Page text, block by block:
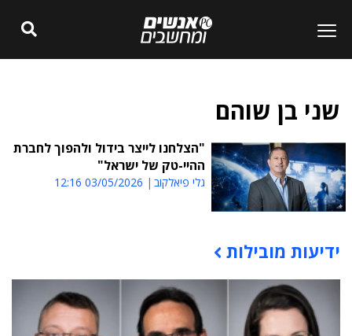
שני בן שוהם
"הצלחנו לייצר בידול ולהפוך לחברת
ההיי-טק של ישראל"
גלי פיאלקוב 03/05/2026 12:16
תוכן פרסומי
ידיעות מובילות